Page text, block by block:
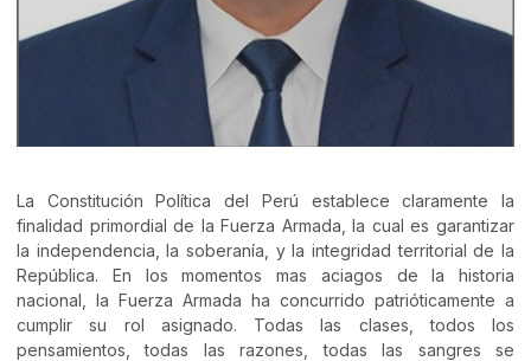
La Constitución Política del Perú establece claramente la
finalidad primordial de la Fuerza Armada, la cual es garantizar
la independencia, la soberanía, y la integridad territorial de la
República. En los momentos mas aciagos de la historia
nacional, la Fuerza Armada ha concurrido patrióticamente a
cumplir su rol asignado. Todas las clases, todos los
pensamientos, todas las razones, todas las sangres se